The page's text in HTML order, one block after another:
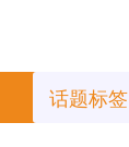
话题标签